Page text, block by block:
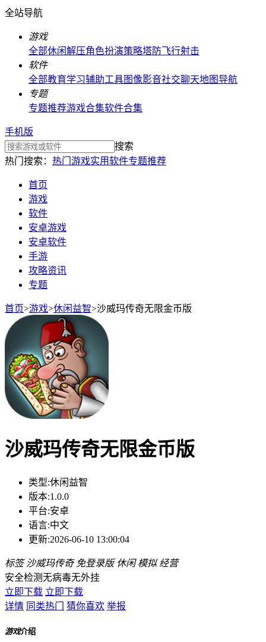
全站导航
游戏
全部休闲解压角色扮演策略塔防飞行射击
软件
全部教育学习辅助工具图像影音社交聊天地图导航
专题
专题推荐游戏合集软件合集
手机版
搜索
热门搜索： 热门游戏实用软件专题推荐
首页
游戏
软件
安卓游戏
安卓软件
手游
攻略资讯
专题
首页>游戏>休闲益智>沙威玛传奇无限金币版
沙威玛传奇无限金币版
类型:休闲益智
版本:1.0.0
平台:安卓
语言:中文
更新:2026-06-10 13:00:04
标签 沙威玛传奇 免登录版 休闲 模拟 经营
安全检测无病毒无外挂
立即下载 立即下载
详情 同类热门 猜你喜欢 举报
游戏介绍